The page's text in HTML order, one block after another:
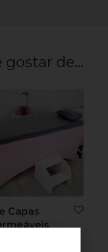
gostar de…
Capas
Maca e